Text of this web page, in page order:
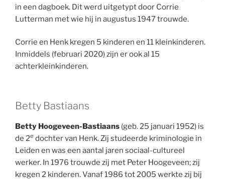
in een dagboek. Dit werd uitgetypt door Corrie
Lutterman met wie hij in augustus 1947 trouwde.
Corrie en Henk kregen 5 kinderen en 11 kleinkinderen.
Inmiddels (februari 2020) zijn er ook al 15
achterkleinkinderen.
Betty Bastiaans
Betty Hoogeveen-Bastiaans (geb. 25 januari 1952) is
de 2e dochter van Henk. Zij studeerde kriminologie in
Leiden en was een aantal jaren sociaal-cultureel
werker. In 1976 trouwde zij met Peter Hoogeveen; zij
kregen 2 kinderen. Vanaf 1986 tot 2005 werkte zij bij